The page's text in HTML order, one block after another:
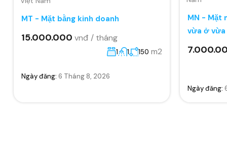
MT - Mặt bằng kinh doanh
15.000.000 vnđ / tháng
1 1 150 m2
Ngày đăng: 6 Tháng 8, 2026
MN - Mặt
vừa ở
Ngày đăng: